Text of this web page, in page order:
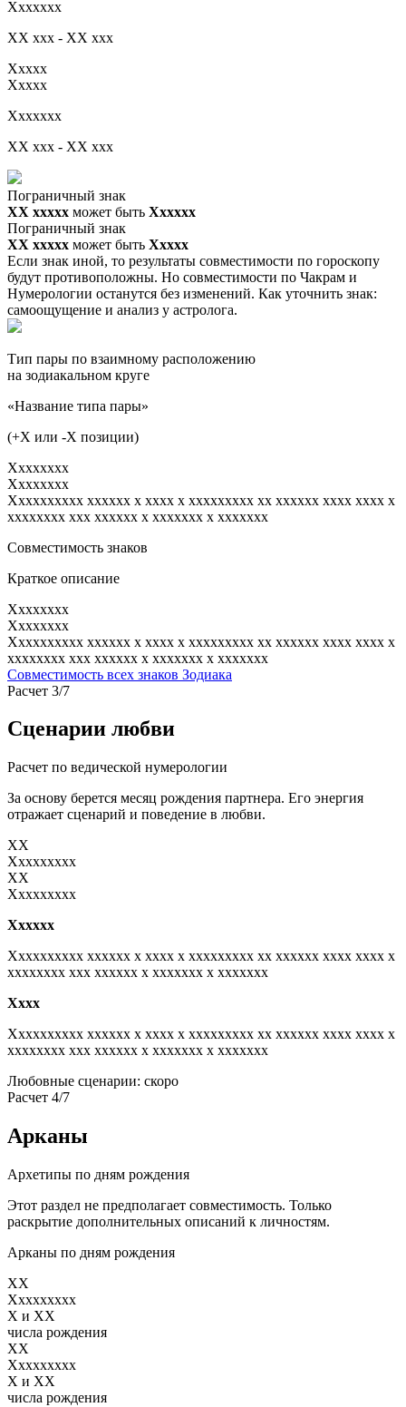
Xxxxxxx
XX xxx - XX xxx
Xxxxx
Xxxxx
Xxxxxxx
XX xxx - XX xxx
Пограничный знак
XX ххххх может быть Хххххх
Пограничный знак
XX ххххх может быть Ххххх
Если знак иной, то результаты совместимости по гороскопу
будут противоположны. Но совместимости по Чакрам и
Нумерологии останутся без изменений. Как уточнить знак:
самоощущение и анализ у астролога.
Тип пары по взаимному расположению
на зодиакальном круге
«Название типа пары»
(+X или -X позиции)
Xxxxxxxx
Xxxxxxxx
Xxxxxxxxxx xxxxxx x xxxx x xxxxxxxxx xx xxxxxx xxxx xxxx x
xxxxxxxx xxx xxxxxx x xxxxxxx x xxxxxxx
Совместимость знаков
Краткое описание
Xxxxxxxx
Xxxxxxxx
Xxxxxxxxxx xxxxxx x xxxx x xxxxxxxxx xx xxxxxx xxxx xxxx x
xxxxxxxx xxx xxxxxx x xxxxxxx x xxxxxxx
Совместимость всех знаков Зодиака
Расчет 3/7
Сценарии любви
Расчет по ведической нумерологии
За основу берется месяц рождения партнера. Его энергия
отражает сценарий и поведение в любви.
XX
Xxxxxxxxx
XX
Xxxxxxxxx
Xxxxxx
Xxxxxxxxxx xxxxxx x xxxx x xxxxxxxxx xx xxxxxx xxxx xxxx x
xxxxxxxx xxx xxxxxx x xxxxxxx x xxxxxxx
Xxxx
Xxxxxxxxxx xxxxxx x xxxx x xxxxxxxxx xx xxxxxx xxxx xxxx x
xxxxxxxx xxx xxxxxx x xxxxxxx x xxxxxxx
Любовные сценарии: скоро
Расчет 4/7
Арканы
Архетипы по дням рождения
Этот раздел не предполагает совместимость. Только
раскрытие дополнительных описаний к личностям.
Арканы по дням рождения
XX
Xxxxxxxxx
X и XX
числа рождения
XX
Xxxxxxxxx
X и XX
числа рождения